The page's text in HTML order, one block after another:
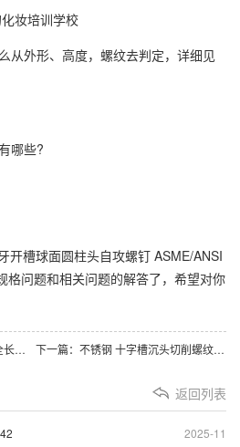
妆培训学校
从外形、高度，螺纹去判定，详细见
哪些?
开槽球面圆柱头自攻螺钉 ASME/ANSI
格问题和相关问题的解答了，希望对你
下一篇： 不锈钢 十字槽沉头切削螺纹螺钉 DIN 7516B
返回列表
2025-11